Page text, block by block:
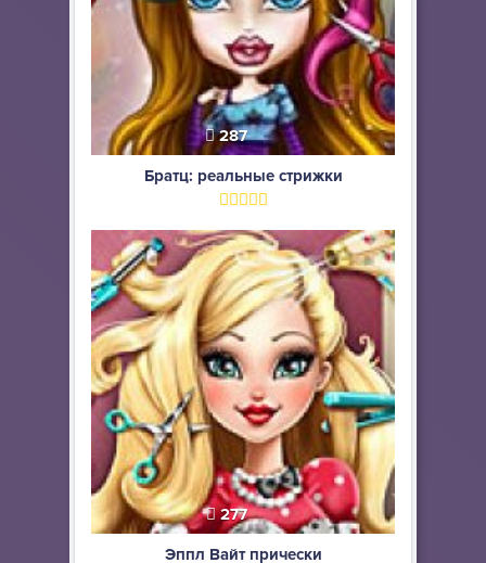
287
Братц: реальные стрижки
277
Эппл Вайт прически